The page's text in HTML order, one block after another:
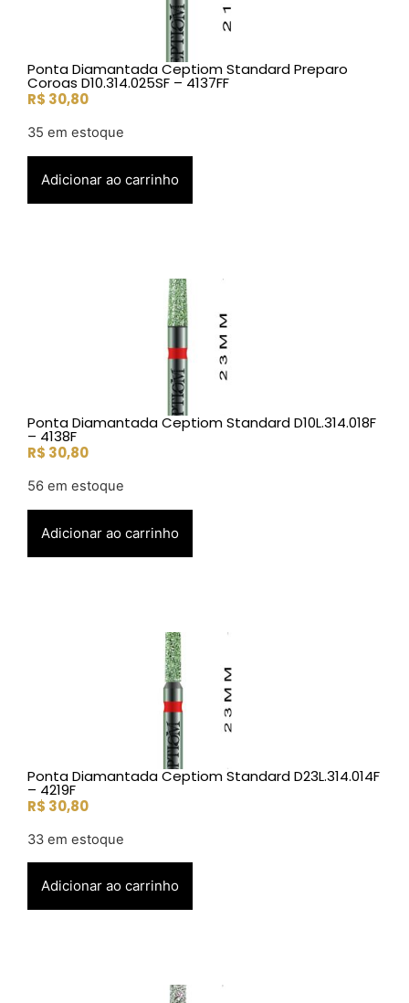
Ponta Diamantada Ceptiom Standard Preparo
Coroas D10.314.025SF – 4137FF
R$ 30,80
35 em estoque
Adicionar ao carrinho
Ponta Diamantada Ceptiom Standard D10L.314.018F
– 4138F
R$ 30,80
56 em estoque
Adicionar ao carrinho
Ponta Diamantada Ceptiom Standard D23L.314.014F
– 4219F
R$ 30,80
33 em estoque
Adicionar ao carrinho